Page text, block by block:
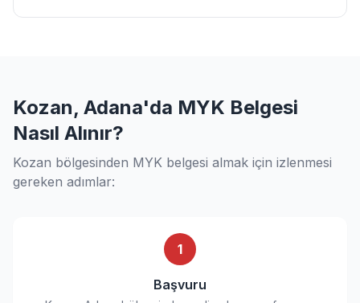
Kozan, Adana'da MYK Belgesi
Nasıl Alınır?
Kozan bölgesinden MYK belgesi almak için izlenmesi
gereken adımlar:
1
Başvuru